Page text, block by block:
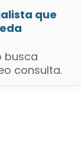
que
busca
consulta.